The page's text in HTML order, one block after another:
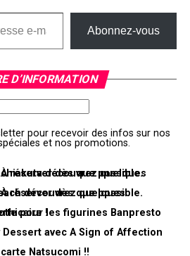
Abonnez-vous
D’INFORMATION
pour recevoir des infos sur nos
et nos promotions.